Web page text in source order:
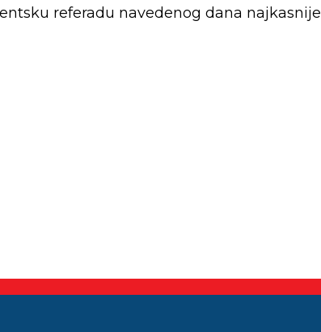
referadu navedenog dana najkasnije